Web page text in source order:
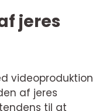
jeres
videoproduktion
af jeres
til at